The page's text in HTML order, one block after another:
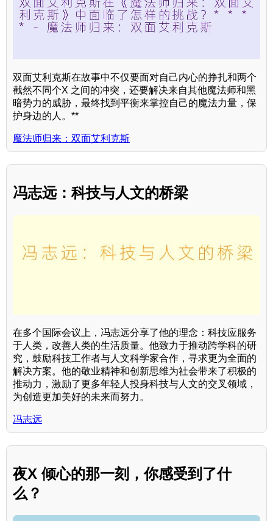
双面艾利克斯在故事中不仅要面对自己内心的挣扎和两个
截然不同个X 之间的冲突，还要解决来自其他魔法师和黑
暗势力的威胁，最终找到平衡来掌控自己的魔法力量，保
护身边的人。**
魔法师归来：双面艾利克斯
冯志远：科技与人文的桥梁
在多个国际会议上，冯志远分享了他的理念：科技应服务
于人类，改善人类的生活质量。他致力于推动跨学科的研
究，鼓励科技工作者与人文科学家合作，寻求更为全面的
解决方案。他的敬业精神和创新思维为社会带来了积极的
推动力，激励了更多年轻人投身科技与人文的交叉领域，
为创造更加美好的未来而努力。
冯志远
夜X 倾心的那一刻，你感受到了什
么？